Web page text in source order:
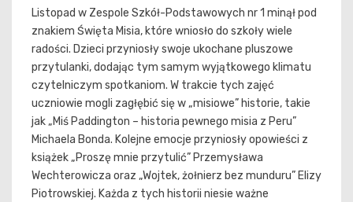
Listopad w Zespole Szkół-Podstawowych nr 1 minął pod
znakiem Święta Misia, które wniosło do szkoły wiele
radości. Dzieci przyniosły swoje ukochane pluszowe
przytulanki, dodając tym samym wyjątkowego klimatu
czytelniczym spotkaniom. W trakcie tych zajęć
uczniowie mogli zagłębić się w „misiowe” historie, takie
jak „Miś Paddington – historia pewnego misia z Peru”
Michaela Bonda. Kolejne emocje przyniosły opowieści z
książek „Proszę mnie przytulić” Przemysława
Wechterowicza oraz „Wojtek, żołnierz bez munduru” Elizy
Piotrowskiej. Każda z tych historii niesie ważne